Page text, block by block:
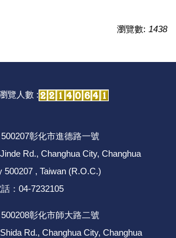
瀏覽數: 1438
覽人數 :
彰化市進德路一號
Rd., Changhua City, Changhua
500207 , Taiwan (R.O.C.)
：04-7232105
彰化市師大路二號
Rd., Changhua City, Changhua